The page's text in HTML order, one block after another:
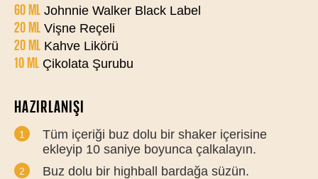
60 ML Johnnie Walker Black Label
20 ML Vişne Reçeli
20 ML Kahve Likörü
10 ML Çikolata Şurubu
HAZIRLANIŞI
Tüm içeriği buz dolu bir shaker içerisine
ekleyip 10 saniye boyunca çalkalayın.
Buz dolu bir highball bardağa süzün.